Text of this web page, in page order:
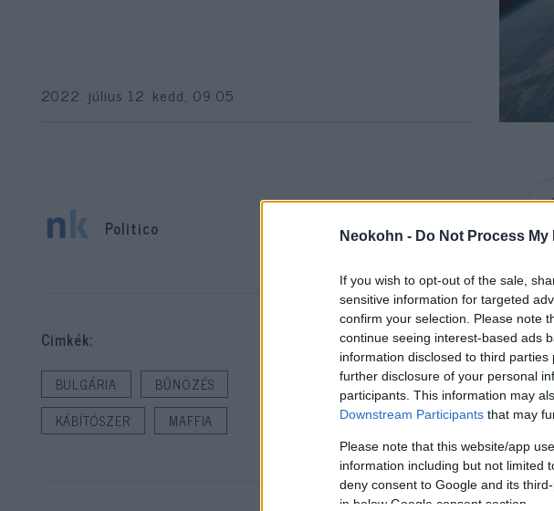
Neokohn - Do Not Process
If you wish to opt-out of the sale,
sensitive information for targeted
confirm your selection. Please note
continue seeing interest-based ads
information disclosed to third
further disclosure of your personal
participants. This information may
Downstream Participants that may
Please note that this website/app
information including but not limited
deny consent to Google and its
in below Google consent section.
2022. július 12. kedd, 09:05
Kiril Petkov
közös határát az
Bulgária leköszönő
a vészharangot
kulcsfontosságú
blokk belső
Politico
Cimkék:
BULGÁRIA
BŰNÖZÉS
KÁBÍTÓSZER
MAFFIA